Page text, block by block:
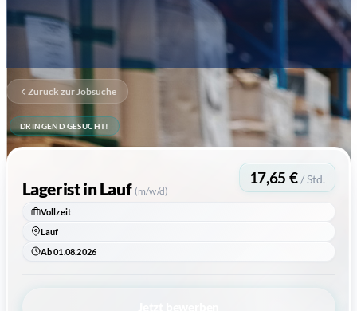
Zurück zur Jobsuche
DRINGEND GESUCHT!
Lageristin Lauf (m/w/d)
17,65 €/ Std.
Vollzeit
Lauf
Ab 01.08.2026